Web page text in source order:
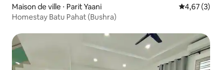
Maison de ville ⋅ Parit Yaani Évaluation
4,67 (3)
Homestay Batu Pahat (Bushra)